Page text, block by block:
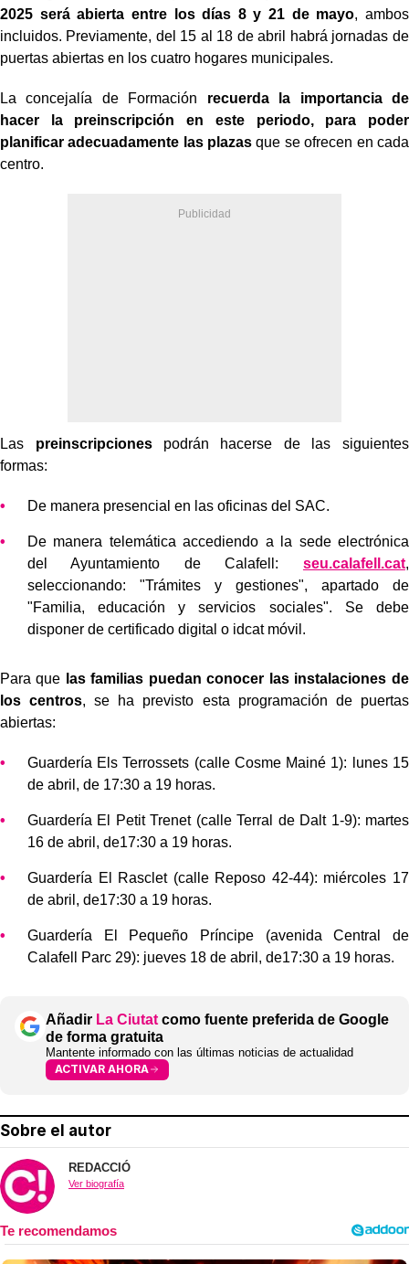
2025 será abierta entre los días 8 y 21 de mayo, ambos
incluidos. Previamente, del 15 al 18 de abril habrá jornadas de
puertas abiertas en los cuatro hogares municipales.
La concejalía de Formación recuerda la importancia de
hacer la preinscripción en este periodo, para poder
planificar adecuadamente las plazas que se ofrecen en cada
centro.
Las preinscripcionespodrán hacerse de las siguientes
formas:
De manera presencial en las oficinas del SAC.
De manera telemática accediendo a la sede electrónica
del Ayuntamiento de Calafell: seu.calafell.cat,
seleccionando: "Trámites y gestiones", apartado de
"Familia, educación y servicios sociales". Se debe
disponer de certificado digital o idcat móvil.
Para que las familias puedan conocer las instalaciones de
los centros, se ha previsto esta programación de puertas
abiertas:
Guardería Els Terrossets (calle Cosme Mainé 1): lunes 15
de abril, de 17:30 a 19 horas.
Guardería El Petit Trenet (calle Terral de Dalt 1-9): martes
16 de abril, de17:30 a 19 horas.
Guardería El Rasclet (calle Reposo 42-44): miércoles 17
de abril, de17:30 a 19 horas.
Guardería El Pequeño Príncipe (avenida Central de
Calafell Parc 29): jueves 18 de abril, de17:30 a 19 horas.
Añadir La Ciutat como fuente preferida de Google
de forma gratuita
Mantente informado con las últimas noticias de actualidad
ACTIVAR AHORA
Sobre el autor
REDACCIÓ
Ver biografía